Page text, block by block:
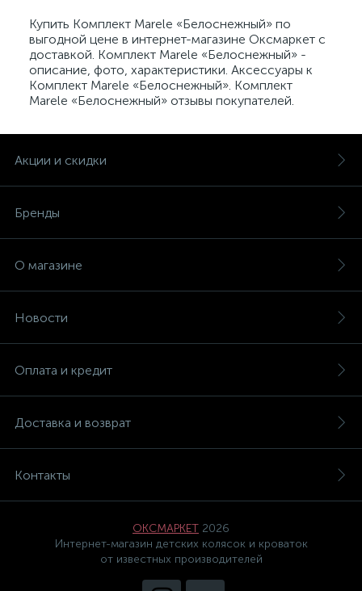
Купить Комплект Marele «Белоснежный» по
выгодной цене в интернет-магазине Оксмаркет с
доставкой. Комплект Marele «Белоснежный» -
описание, фото, характеристики. Аксессуары к
Комплект Marele «Белоснежный». Комплект
Marele «Белоснежный» отзывы покупателей.
Акции и скидки
Бренды
О магазине
Новости
Оплата и кредит
Доставка и возврат
Контакты
ОКСМАРКЕТ 2026
Интернет-магазин детских колясок и кроваток
от известных производителей